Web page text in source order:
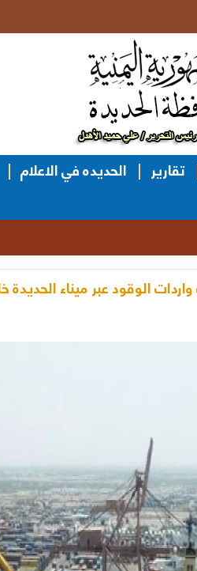
تقارير الحديده في الاعلام
الوقود عبر ميناء